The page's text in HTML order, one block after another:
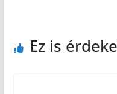
Ez is